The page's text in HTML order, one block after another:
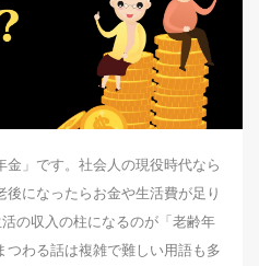
金」です。社会人の現役時代なら
になったらお金や生活費が足り
の収入の柱になるのが「老齢年
わる話は複雑で難しい用語も多